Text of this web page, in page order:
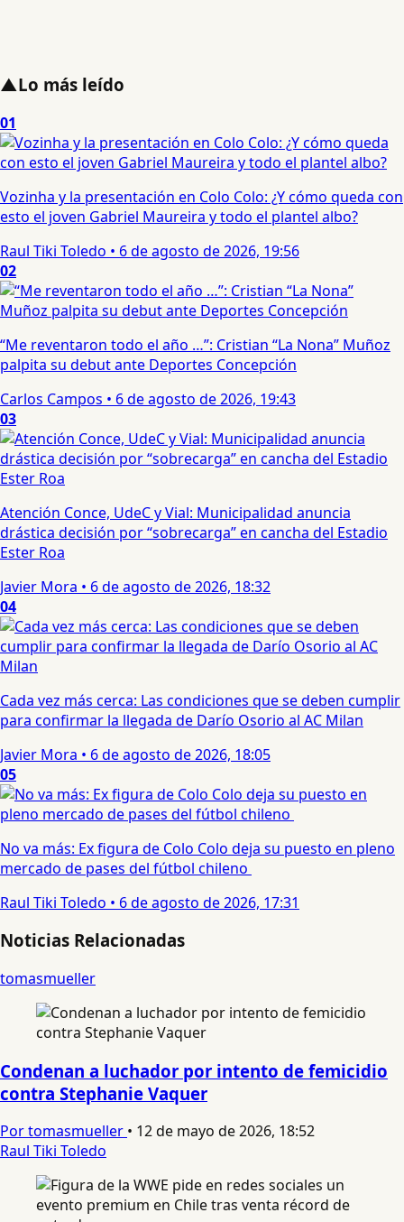
▲Lo más leído
01
Vozinha y la presentación en Colo Colo: ¿Y cómo queda con
esto el joven Gabriel Maureira y todo el plantel albo?
Raul Tiki Toledo • 6 de agosto de 2026, 19:56
02
“Me reventaron todo el año …”: Cristian “La Nona” Muñoz
palpita su debut ante Deportes Concepción
Carlos Campos • 6 de agosto de 2026, 19:43
03
Atención Conce, UdeC y Vial: Municipalidad anuncia
drástica decisión por “sobrecarga” en cancha del Estadio
Ester Roa
Javier Mora • 6 de agosto de 2026, 18:32
04
Cada vez más cerca: Las condiciones que se deben cumplir
para confirmar la llegada de Darío Osorio al AC Milan
Javier Mora • 6 de agosto de 2026, 18:05
05
No va más: Ex figura de Colo Colo deja su puesto en pleno
mercado de pases del fútbol chileno
Raul Tiki Toledo • 6 de agosto de 2026, 17:31
Noticias Relacionadas
tomasmueller
Condenan a luchador por intento de femicidio
contra Stephanie Vaquer
Por tomasmueller • 12 de mayo de 2026, 18:52
Raul Tiki Toledo